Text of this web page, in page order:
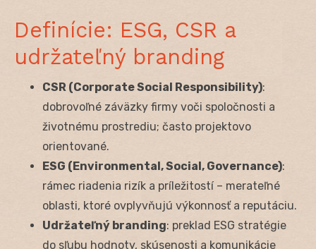
Definície: ESG, CSR a
udržateľný branding
CSR (Corporate Social Responsibility):
dobrovoľné záväzky firmy voči spoločnosti a
životnému prostrediu; často projektovo
orientované.
ESG (Environmental, Social, Governance):
rámec riadenia rizík a príležitostí – merateľné
oblasti, ktoré ovplyvňujú výkonnosť a reputáciu.
Udržateľný branding: preklad ESG stratégie
do sľubu hodnoty, skúsenosti a komunikácie